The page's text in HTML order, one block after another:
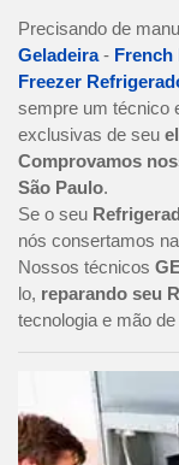
Precisando de
Geladeira- French
Freezer
sempre um técnico
exclusivas de seu
Comprovamos
São Paulo.
Se o seu
nós consertamos
Nossos técnicos
lo, reparando seu
tecnologia e mão